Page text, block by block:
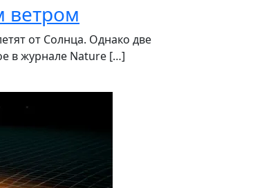
ветром
от Солнца. Однако две
в журнале Nature […]